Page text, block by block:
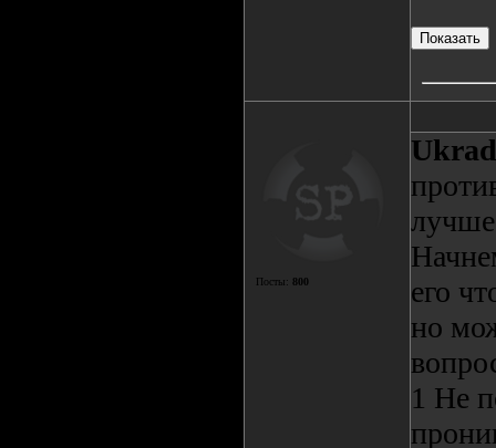
Посты: 800
лучше
его
но
1 Не